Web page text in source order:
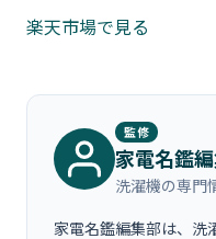
楽天市場で見る
監修
家電名鑑
洗濯機の専門
家電名鑑編集部は、洗